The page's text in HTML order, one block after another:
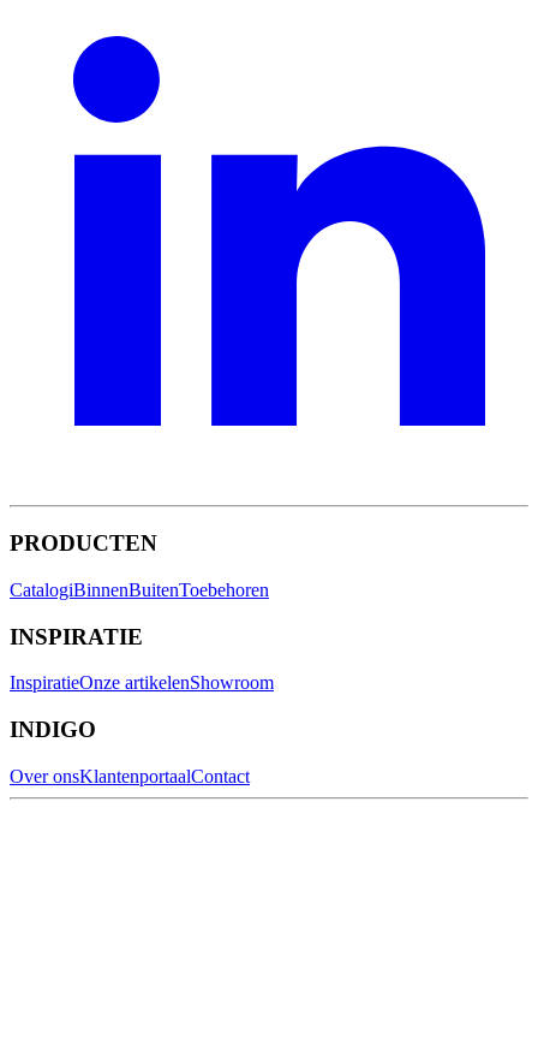
PRODUCTEN
CatalogiBinnenBuitenToebehoren
INSPIRATIE
InspiratieOnze artikelenShowroom
INDIGO
Over onsKlantenportaalContact